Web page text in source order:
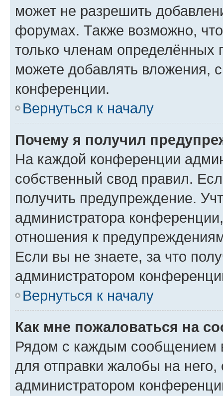
может не разрешить
форумах. Также возможно,
только членам определённых
можете добавлять вложения,
конференции.
Вернуться к началу
Почему я получил
На каждой конференции
собственный свод правил.
получить предупреждение.
администратора
отношения к
Если вы не знаете, за что
администратором
Вернуться к началу
Как мне пожаловаться на
Рядом с каждым сообщением
для отправки жалобы на
администратором